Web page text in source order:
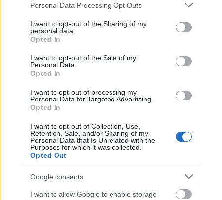
Please note that this website/app uses one or more Google
not limited to your visit or usage behaviour. You may click to
grant or deny consent to Google and its third-party tags to
use your data for below specified purposes in below Google
consent section.
Personal Data Processing Opt Outs
I want to opt-out of the Sharing of my
personal data.
Opted In
I want to opt-out of the Sale of my
Personal Data.
Opted In
I want to opt-out of processing my
Personal Data for Targeted Advertising.
Opted In
I want to opt-out of Collection, Use,
Retention, Sale, and/or Sharing of my
Personal Data that Is Unrelated with the
Purposes for which it was collected.
Opted Out
Google consents
I want to allow Google to enable storage
ΚΟΣΜΟΣ
Φλόριντα: Μαχαίρωσε την πρώην σύντροφό του
και λίγες ώρες μετά ανέβασε φωτογραφία τους
στα social media